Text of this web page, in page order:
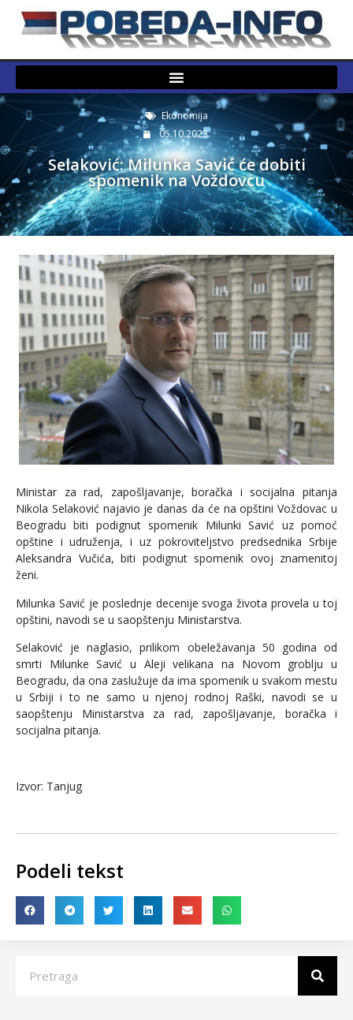
Ekonomija
05.10.2023.
Selaković: Milunka Savić će dobiti
spomenik na Voždovcu
Ministar za rad, zapošljavanje, boračka i socijalna pitanja
Nikola Selaković najavio je danas da će na opštini Voždovac u
Beogradu biti podignut spomenik Milunki Savić uz pomoć
opštine i udruženja, i uz pokroviteljstvo predsednika Srbije
Aleksandra Vučića, biti podignut spomenik ovoj znamenitoj
ženi.
Milunka Savić je poslednje decenije svoga života provela u toj
opštini, navodi se u saopštenju Ministarstva.
Selaković je naglasio, prilikom obeležavanja 50 godina od
smrti Milunke Savić u Aleji velikana na Novom groblju u
Beogradu, da ona zaslužuje da ima spomenik u svakom mestu
u Srbiji i to ne samo u njenoj rodnoj Raški, navodi se u
saopštenju Ministarstva za rad, zapošljavanje, boračka i
socijalna pitanja.
Izvor: Tanjug
Podeli tekst